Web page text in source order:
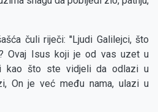
čuli riječi: ''Ljudi Galilejci, što
Ovaj Isus koji je od vas uzet u
kao što ste vidjeli da odlazi u
On je već među nama, ulazi u